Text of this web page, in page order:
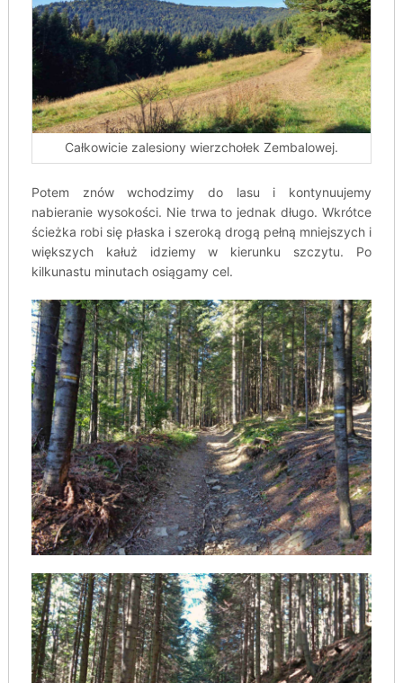
Całkowicie zalesiony wierzchołek Zembalowej.
Potem znów wchodzimy do lasu i kontynuujemy
nabieranie wysokości. Nie trwa to jednak długo. Wkrótce
ścieżka robi się płaska i szeroką drogą pełną mniejszych i
większych kałuż idziemy w kierunku szczytu. Po
kilkunastu minutach osiągamy cel.